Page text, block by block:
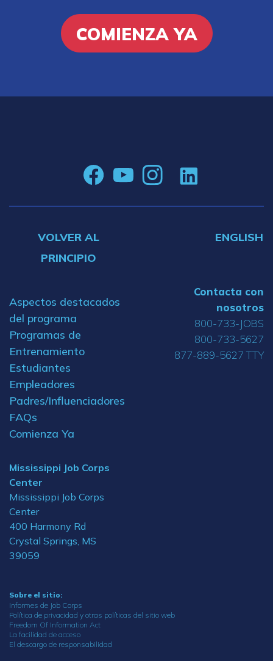
COMIENZA YA
VOLVER AL
PRINCIPIO
ENGLISH
Aspectos destacados
del programa
Programas de
Entrenamiento
Estudiantes
Empleadores
Padres/Influenciadores
FAQs
Comienza Ya
Mississippi Job Corps
Center
Mississippi Job Corps
Center
400 Harmony Rd
Crystal Springs, MS
39059
Contacta con
nosotros
800-733-JOBS
800-733-5627
877-889-5627 TTY
Sobre el sitio:
Informes de Job Corps
Política de privacidad y otras políticas del sitio web
Freedom Of Information Act
La facilidad de acceso
El descargo de responsabilidad